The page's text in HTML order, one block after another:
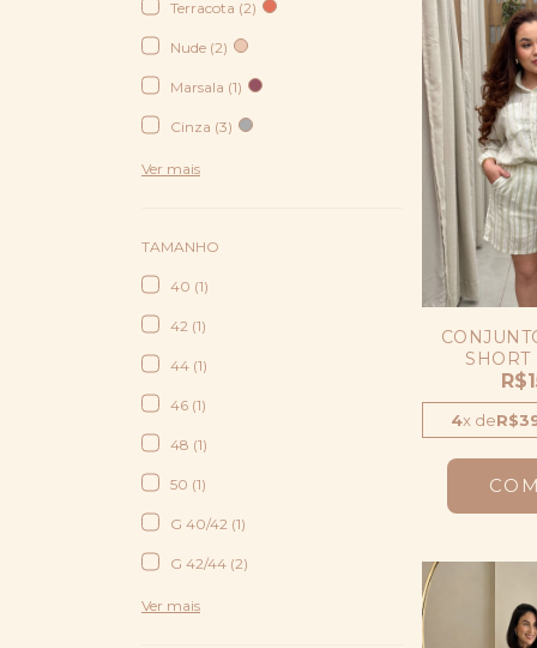
Terracota (2)
Nude (2)
Marsala (1)
Cinza (3)
Ver mais
TAMANHO
40 (1)
42 (1)
44 (1)
46 (1)
48 (1)
50 (1)
G 40/42 (1)
G 42/44 (2)
Ver mais
SHORT
4x de